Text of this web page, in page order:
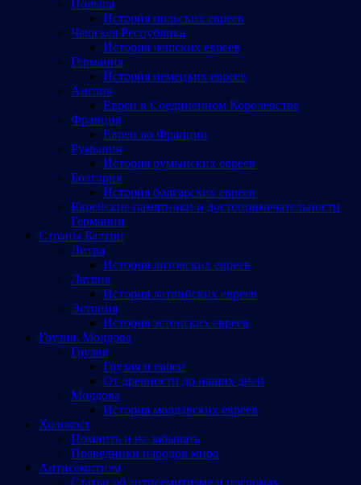
Польша
История польских евреев
Чешская Республика
История чешских евреев
Германия
История немецких евреев
Англия
Евреи в Соединенном Королевстве
Франция
Евреи во Франции
Румыния
История румынских евреев
Болгария
История болгарских евреев
Еврейские памятники и достопримечательности
Германии
Страны Балтии
Литва
История литовских евреев
Латвия
История латвийских евреев
Эстония
История эстонских евреев
Грузия, Молдова
Грузия
Грузия и евреи
От древности до наших дней
Молдова
История молдавских евреев
Холокост
Помнить и не забывать
Праведники народов мира
Антисемитизм
Статьи об антисемитизме и погромах